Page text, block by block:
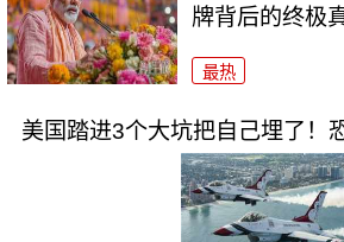
牌背后的终极
最热
美国踏进3个大坑把自己埋了！